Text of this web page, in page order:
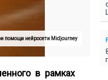
помощи нейросети Midjourney
в рамках